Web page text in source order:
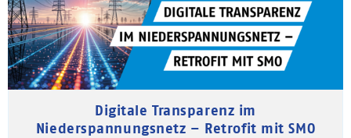
Digitale Transparenz im
Niederspannungsnetz – Retrofit mit SMO